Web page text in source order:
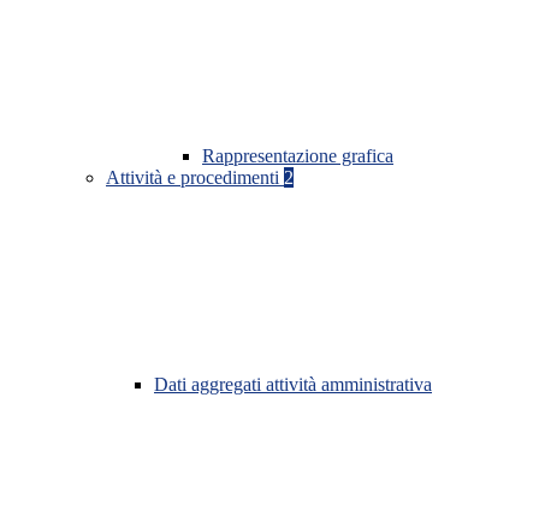
Rappresentazione grafica
Attività e procedimenti 2
Dati aggregati attività amministrativa